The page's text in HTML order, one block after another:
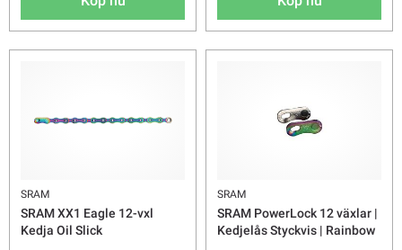
SRAM
SRAM XX1 Eagle 12-vxl
Kedja Oil Slick
SRAM
SRAM PowerLock 12 växlar |
Kedjelås Styckvis | Rainbow